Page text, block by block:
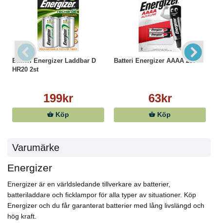
Batteri Energizer Laddbar D
HR20 2st
199kr
Köp
Batteri Energizer AAAA 2st
63kr
Köp
Varumärke
Energizer
Energizer är en världsledande tillverkare av batterier,
batteriladdare och ficklampor för alla typer av situationer. Köp
Energizer och du får garanterat batterier med lång livslängd och
hög kraft.